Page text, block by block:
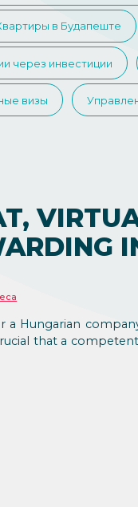
в Будапеште
через инвестиции
визы
a Hungarian
that a